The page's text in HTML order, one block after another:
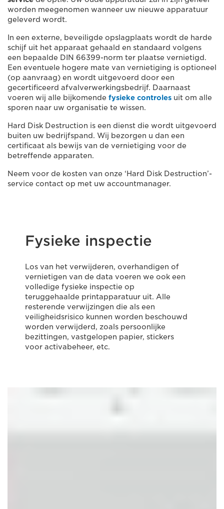
worden meegenomen wanneer uw nieuwe apparatuur
geleverd wordt.
In een externe, beveiligde opslagplaats wordt de harde
schijf uit het apparaat gehaald en standaard volgens
een bepaalde DIN 66399-norm ter plaatse vernietigd.
Een eventuele hogere mate van vernietiging is optioneel
(op aanvraag) en wordt uitgevoerd door een
gecertificeerd afvalverwerkingsbedrijf. Daarnaast
voeren wij alle bijkomende fysieke controles uit om alle
sporen naar uw organisatie te wissen.
Hard Disk Destruction is een dienst die wordt uitgevoerd
buiten uw bedrijfspand. Wij bezorgen u dan een
certificaat als bewijs van de vernietiging voor de
betreffende apparaten.
Neem voor de kosten van onze ‘Hard Disk Destruction’-
service contact op met uw accountmanager.
Fysieke inspectie
Los van het verwijderen, overhandigen of
vernietigen van de data voeren we ook een
volledige fysieke inspectie op
teruggehaalde printapparatuur uit. Alle
resterende verwijzingen die als een
veiligheidsrisico kunnen worden beschouwd
worden verwijderd, zoals persoonlijke
bezittingen, vastgelopen papier, stickers
voor activabeheer, etc.